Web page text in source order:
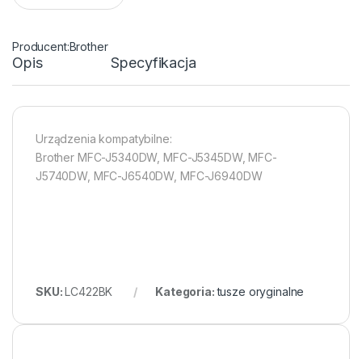
Brother
Opis Specyfikacja
Urządzenia kompatybilne:
Brother MFC-J5340DW, MFC-J5345DW, MFC-
J5740DW, MFC-J6540DW, MFC-J6940DW
SKU:LC422BK Kategoria:tusze oryginalne